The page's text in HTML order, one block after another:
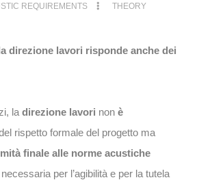
REQUIREMENTS
THEORY
direzione lavori risponde anche dei
la direzione lavori non è
rispetto formale del progetto ma
finale alle norme acustiche
per l’agibilità e per la tutela